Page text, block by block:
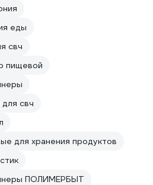
еды
свч
пищевой
свч
для хранения продуктов
ПОЛИМЕРБЫТ